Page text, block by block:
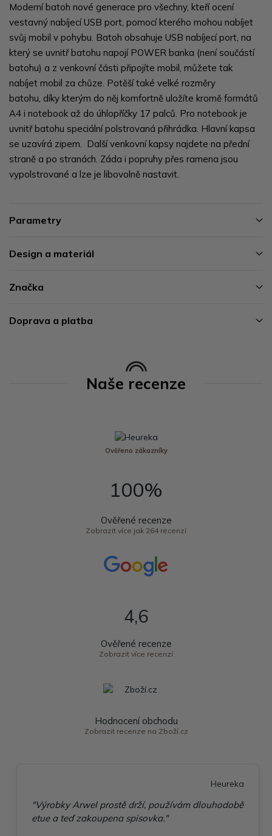
Moderní batoh nové generace pro všechny, kteří ocení
vestavný nabíjecí USB port, pomocí kterého mohou nabíjet
svůj mobil v pohybu. Batoh obsahuje USB nabíjecí port, na
který se uvnitř batohu napojí POWER banka (není součástí
batohu) a z venkovní části připojíte mobil, můžete tak
nabíjet mobil za chůze. Potěší také velké rozměry
batohu, díky kterým do něj komfortně uložíte kromě formátů
A4 i notebook až do úhlopříčky 17 palců. Pro notebook je
uvnitř batohu speciální polstrovaná přihrádka. Hlavní kapsa
se uzavírá zipem. Další venkovní kapsy najdete na přední
straně a po stranách. Záda i popruhy přes ramena jsou
vypolstrované a lze je libovolně nastavit.
Parametry
Design a materiál
Značka
Doprava a platba
Naše recenze
Ověřeno zákazníky
100%
Ověřené recenze
Zobrazit více jak 264 recenzí
4,6
Ověřené recenze
Zobrazit více recenzí
Hodnocení obchodu
Zobrazit recenze na Zboží.cz
Heureka
"Výrobky Arwel prostě drží, používám dlouhodobě
etue a teď zakoupena spisovka."